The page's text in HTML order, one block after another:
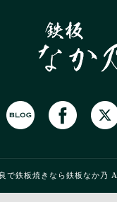
で鉄板焼きなら鉄板なか乃